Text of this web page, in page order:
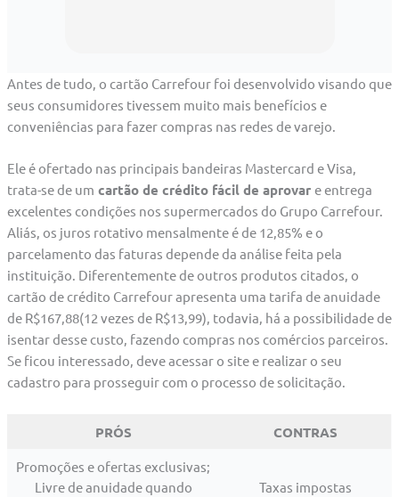
Antes de tudo, o cartão Carrefour foi desenvolvido visando que
seus consumidores tivessem muito mais benefícios e
conveniências para fazer compras nas redes de varejo.
Ele é ofertado nas principais bandeiras Mastercard e Visa,
trata-se de um cartão de crédito fácil de aprovar e entrega
excelentes condições nos supermercados do Grupo Carrefour.
Aliás, os juros rotativo mensalmente é de 12,85% e o
parcelamento das faturas depende da análise feita pela
instituição. Diferentemente de outros produtos citados, o
cartão de crédito Carrefour apresenta uma tarifa de anuidade
de R$167,88(12 vezes de R$13,99), todavia, há a possibilidade de
isentar desse custo, fazendo compras nos comércios parceiros.
Se ficou interessado, deve acessar o site e realizar o seu
cadastro para prosseguir com o processo de solicitação.
PRÓS CONTRAS
Promoções e ofertas exclusivas;
Livre de anuidade quando
Taxas impostas